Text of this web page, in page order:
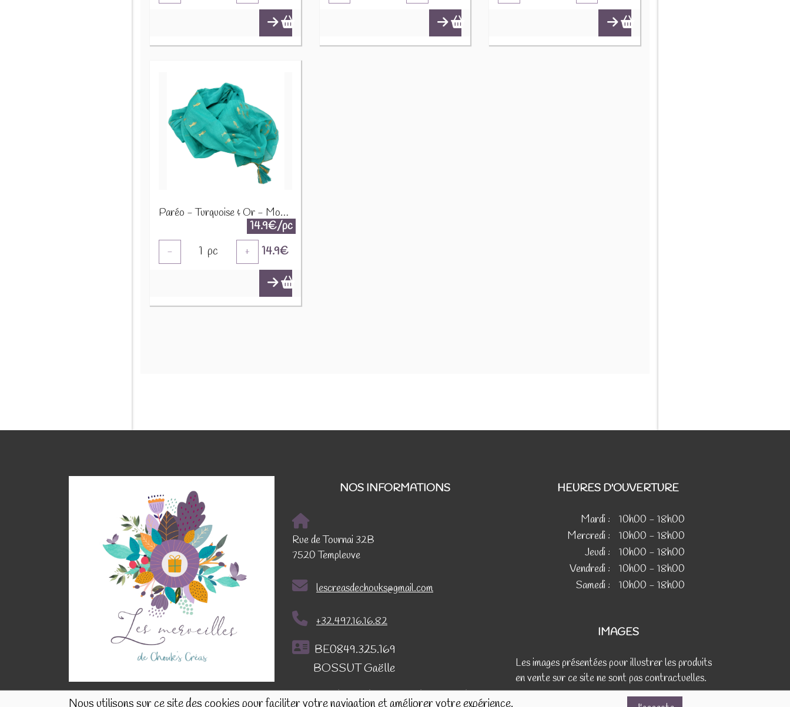
Paréo - Turquoise & Or - Motif Poisson NSMed-03
14.9€/pc
- 1 pc + 14.9€
NOS INFORMATIONS
Rue de Tournai 32B
7520 Templeuve
lescreasdechouks@gmail.com
+32.497.16.16.82
BE0849.325.169
BOSSUT Gaëlle
Politique de confidentialité et de respect de la vie
HEURES D'OUVERTURE
Mardi :
10h00 - 18h00
Mercredi :
10h00 - 18h00
Jeudi :
10h00 - 18h00
Vendredi :
10h00 - 18h00
Samedi :
10h00 - 18h00
IMAGES
Les images présentées pour illustrer les produits
en vente sur ce site ne sont pas contractuelles.